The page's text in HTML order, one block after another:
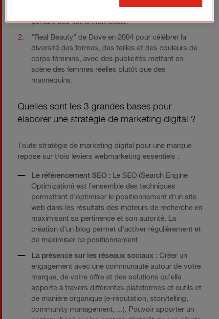
portant des noms individuels.
"Real Beauty" de Dove en 2004 pour célébrer la
diversité des formes, des tailles et des couleurs de
corps féminins, avec des publicités mettant en
scène des femmes réelles plutôt que des
mannequins.
Quelles sont les 3 grandes bases pour
élaborer une stratégie de marketing digital ?
Toute stratégie de marketing digital pour une marque
repose sur trois leviers webmarketing essentiels :
Le référencement SEO : Le SEO (Search Engine
Optimization) est l'ensemble des techniques
permettant d'optimiser le positionnement d'un site
web dans les résultats des moteurs de recherche en
maximisant sa pertinence et son autorité. La
création d'un blog permet d'activer régulièrement et
de maximiser ce positionnement.
La présence sur les réseaux sociaux : Créer un
engagement avec une communauté autour de votre
marque, de votre offre et des solutions qu'elle
apporte à travers différentes plateformes et outils et
de manière organique (e-réputation, storytelling,
community management, ...). Pouvoir apporter un